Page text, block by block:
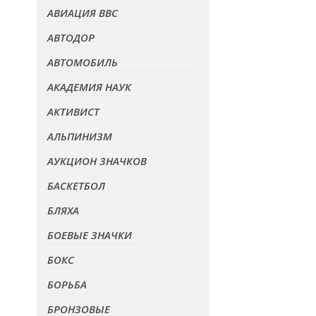
АВИАЦИЯ ВВС
АВТОДОР
АВТОМОБИЛЬ
АКАДЕМИЯ НАУК
АКТИВИСТ
АЛЬПИНИЗМ
АУКЦИОН ЗНАЧКОВ
БАСКЕТБОЛ
БЛЯХА
БОЕВЫЕ ЗНАЧКИ
БОКС
БОРЬБА
БРОНЗОВЫЕ